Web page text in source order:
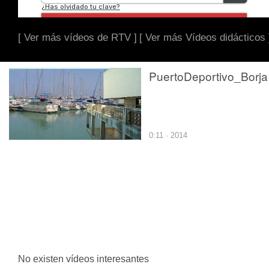
[ Ver más vídeos de RTV ] [ Ver más Vídeos didácticos
0:11 · 2014
No existen vídeos interesantes